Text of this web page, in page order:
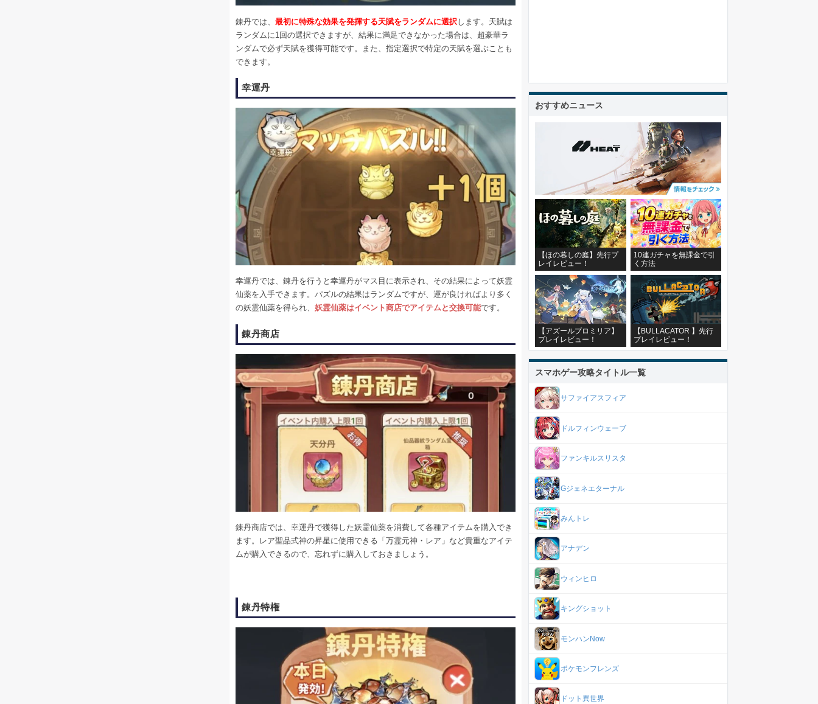
錬丹では、 最初に特殊な効果を発揮する天賦をランダムに選択します。天賦は
ランダムに1回の選択できますが、結果に満足できなかった場合は、超豪華ラ
ンダムで必ず天賦を獲得可能です。また、指定選択で特定の天賦を選ぶことも
できます。
幸運丹
幸運丹では、錬丹を行うと幸運丹がマス目に表示され、その結果によって妖霊
仙薬を入手できます。パズルの結果はランダムですが、運が良ければより多く
の妖霊仙薬を得られ、 妖霊仙薬はイベント商店でアイテムと交換可能です。
錬丹商店
錬丹商店では、幸運丹で獲得した妖霊仙薬を消費して各種アイテムを購入でき
ます。レア聖品式神の昇星に使用できる「万霊元神・レア」など貴重なアイテ
ムが購入できるので、忘れずに購入しておきましょう。
錬丹特権
おすすめニュース
【ほの暮しの庭】先行プ
レイレビュー！
10連ガチャを無課金で引
く方法
【アズールプロミリア】
プレイレビュー！
【BULLACATOR 】先行
プレイレビュー！
スマホゲー攻略タイトル一覧
サファイアスフィア
ドルフィンウェーブ
ファンキルスリスタ
Gジェネエターナル
みんトレ
アナデン
ウィンヒロ
キングショット
モンハンNow
ポケモンフレンズ
ドット異世界